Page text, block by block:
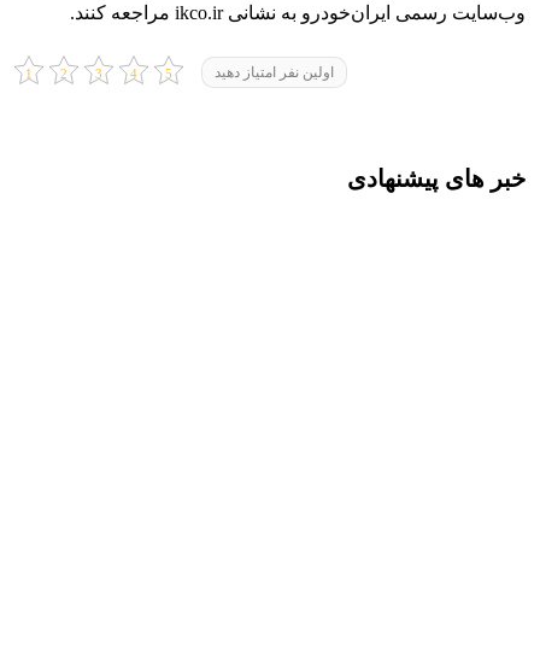
وب‌سایت رسمی ایران‌خودرو به نشانی ikco.ir مراجعه کنند.
اولین نفر امتیاز دهید
خبر های پیشنهادی